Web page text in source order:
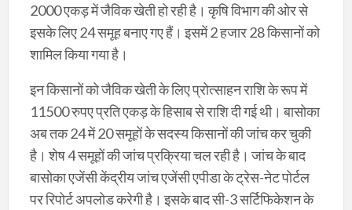
2000 एकड़ में जैविक खेती हो रही है। कृषि विभाग की ओर से
इसके लिए 24 समूह बनाए गए हैं। इसमें 2 हजार 28 किसानों को
शामिल किया गया है।
इन किसानों को जैविक खेती के लिए प्रोत्साहन राशि के रूप में
11500 रुपए प्रति एकड़ के हिसाब से राशि दी गई थी। बासोका
अब तक 24 में 20 समूहों के सदस्य किसानों की जांच कर चुकी
है। शेष 4 समूहों की जांच प्रक्रिया चल रही है। जांच के बाद
बासोका एजेंसी केंद्रीय जांच एजेंसी एपीडा के ट्रेस-नेट पोर्टल
पर रिपोर्ट‎ अपलोड करेगी है। इसके बाद सी-3 सर्टिफिकेशन के